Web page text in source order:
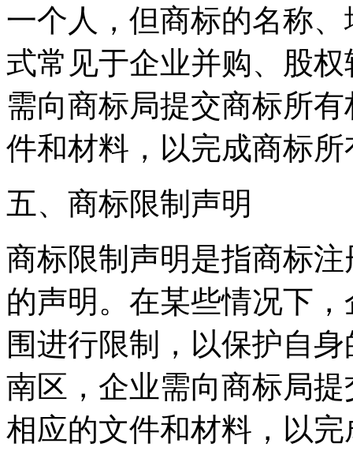
一个人，但商标的名称
式常见于企业并购、股
需向商标局提交商标所
件和材料，以完成商标
五、商标限制声明
商标限制声明是指商标
的声明。在某些情况下
围进行限制，以保护自
南区，企业需向商标局
相应的文件和材料，以